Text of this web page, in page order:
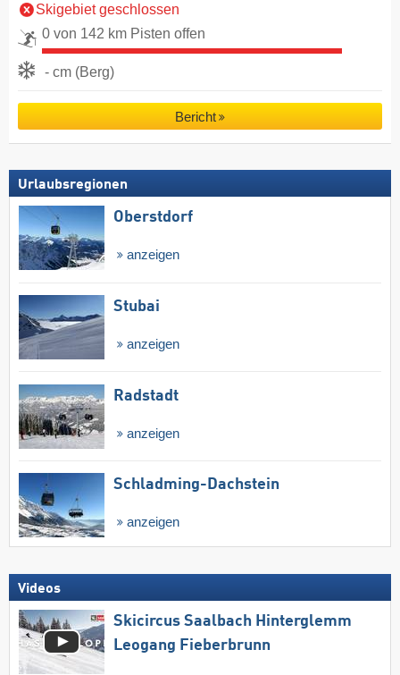
Skigebiet geschlossen
0 von 142 km Pisten offen
- cm (Berg)
Bericht
Urlaubsregionen
Oberstdorf
anzeigen
Stubai
anzeigen
Radstadt
anzeigen
Schladming-Dachstein
anzeigen
Videos
Skicircus Saalbach Hinterglemm
Leogang Fieberbrunn